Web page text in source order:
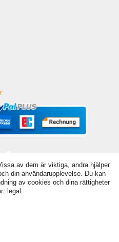
- Angivna priser är inklusive 19 %
| Gäller för försändelser inom Sverige
av dem är viktiga, andra hjälper
din användarupplevelse. Du kan
av cookies och dina rättigheter
legal.